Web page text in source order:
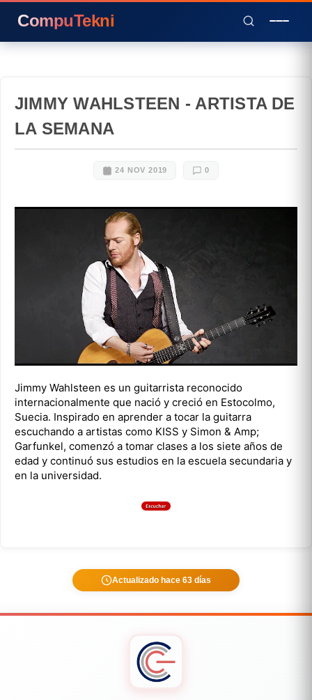
CompuTekni
JIMMY WAHLSTEEN - ARTISTA DE
LA SEMANA
24 NOV 2019 0
Jimmy Wahlsteen es un guitarrista reconocido
internacionalmente que nació y creció en Estocolmo,
Suecia. Inspirado en aprender a tocar la guitarra
escuchando a artistas como KISS y Simon & Amp;
Garfunkel, comenzó a tomar clases a los siete años de
edad y continuó sus estudios en la escuela secundaria y
en la universidad.
Actualizado hace 63 días